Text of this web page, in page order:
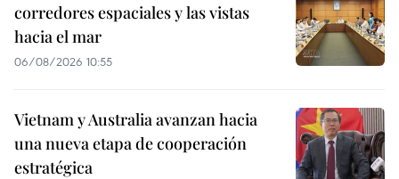
corredores espaciales y las vistas
hacia el mar
06/08/2026 10:55
Vietnam y Australia avanzan hacia
una nueva etapa de cooperación
estratégica